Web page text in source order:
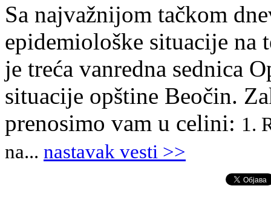
Sa najvažnijom tačkom
epidemiološke situacije na
je treća vanredna sednica
situacije opštine Beočin.
prenosimo vam u celini: 1.
na... nastavak vesti >>